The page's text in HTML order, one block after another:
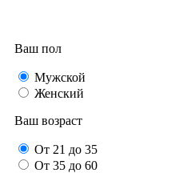
Ваш пол
Мужской
Женский
Ваш возраст
От 21 до 35
От 35 до 60